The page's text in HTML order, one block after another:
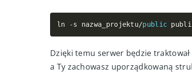
Krok 4: Utwórz
Domyślnie strony powinny
przykładzie – Twój projekt
nazwa_projektu/public ), utwórz